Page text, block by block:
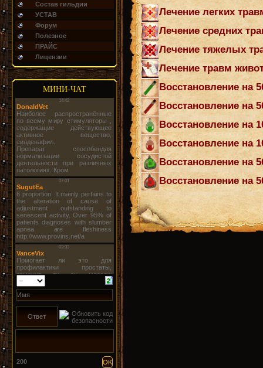
Состав гильдии
УСТАВ
Форум
Полезное
ПРАЙС
Лицензии
МИНИ-ЧАТ
200
Лечение легких
Лечение средних
Лечение тяжелых
Лечение травм
Восстановление на
Восстановление на
Восстановление на
Восстановление на
Восстановление на
Восстановление на